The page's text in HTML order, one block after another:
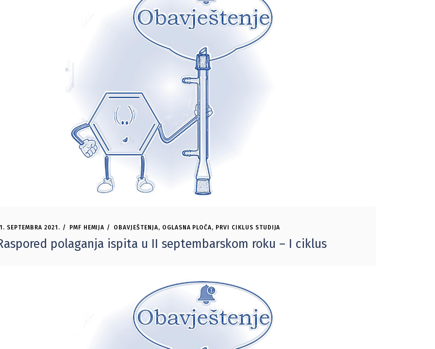
SEPTEMBRA 2021. PMF HEMIJA OBAVJEŠTENJA, OGLASNA PLOČA, PRVI CIKLUS STUDIJA
polaganja ispita u II septembarskom roku – I ciklus